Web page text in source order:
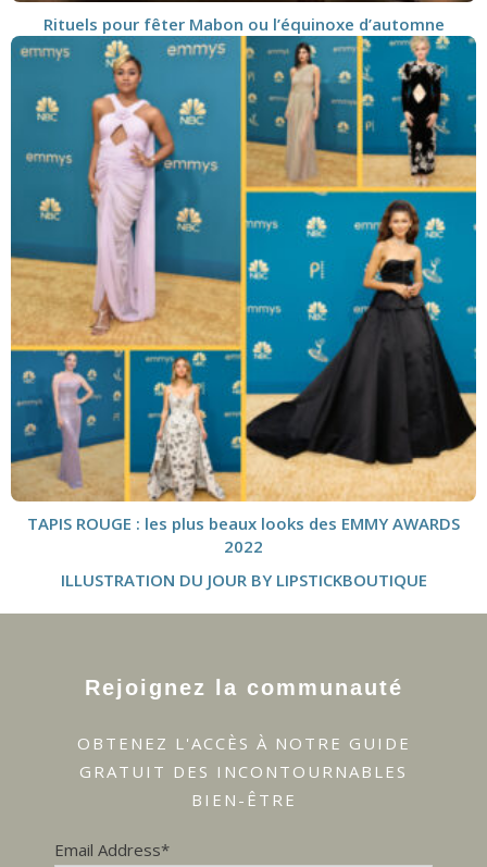
Rituels pour fêter Mabon ou l’équinoxe d’automne
TAPIS ROUGE : les plus beaux looks des EMMY AWARDS
2022
ILLUSTRATION DU JOUR BY LIPSTICKBOUTIQUE
Rejoignez la communauté
OBTENEZ L'ACCÈS À NOTRE GUIDE
GRATUIT DES INCONTOURNABLES
BIEN-ÊTRE
Email Address*